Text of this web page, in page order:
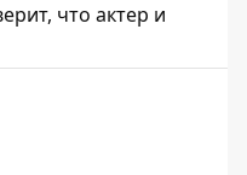
что актер и